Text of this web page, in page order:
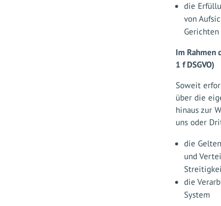
die
von
Gerichten
Im Rahmen
1 f DSGVO)
Soweit
über die
hinaus zur
uns oder
die
und
die
System